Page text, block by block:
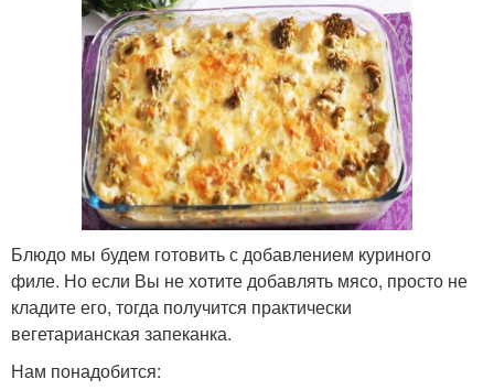
Блюдо мы будем готовить с добавлением куриного
филе. Но если Вы не хотите добавлять мясо, просто не
кладите его, тогда получится практически
вегетарианская запеканка.
Нам понадобится: